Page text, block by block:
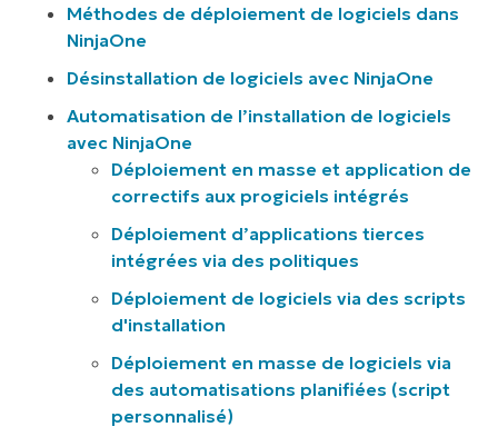
Méthodes de déploiement de logiciels dans
NinjaOne
Désinstallation de logiciels avec NinjaOne
Automatisation de l’installation de logiciels
avec NinjaOne
Déploiement en masse et application de
correctifs aux progiciels intégrés
Déploiement d’applications tierces
intégrées via des politiques
Déploiement de logiciels via des scripts
d'installation
Déploiement en masse de logiciels via
des automatisations planifiées (script
personnalisé)